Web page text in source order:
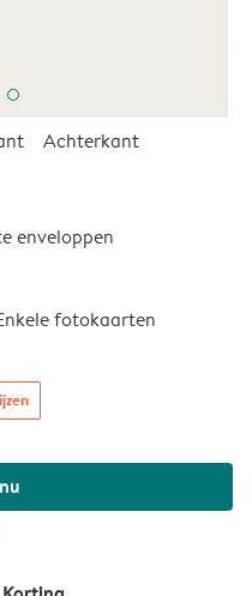
Achterkant
enveloppen
fotokaarten